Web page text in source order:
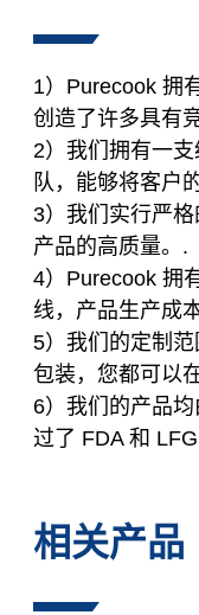
1）Purecook 拥
创造了许多具有
2）我们拥有一
队，能够将客户
3）我们实行严
产品的高质量。.
4）Purecook 拥
线，产品生产成
5）我们的定制
包装，您都可以
6）我们的产品
过了 FDA 和
相关产品